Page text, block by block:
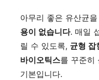
아무리 좋은 유산균
용이 없습니다. 매일
릴 수 있도록, 균형 잡
바이오틱스를 꾸준히
기본입니다.